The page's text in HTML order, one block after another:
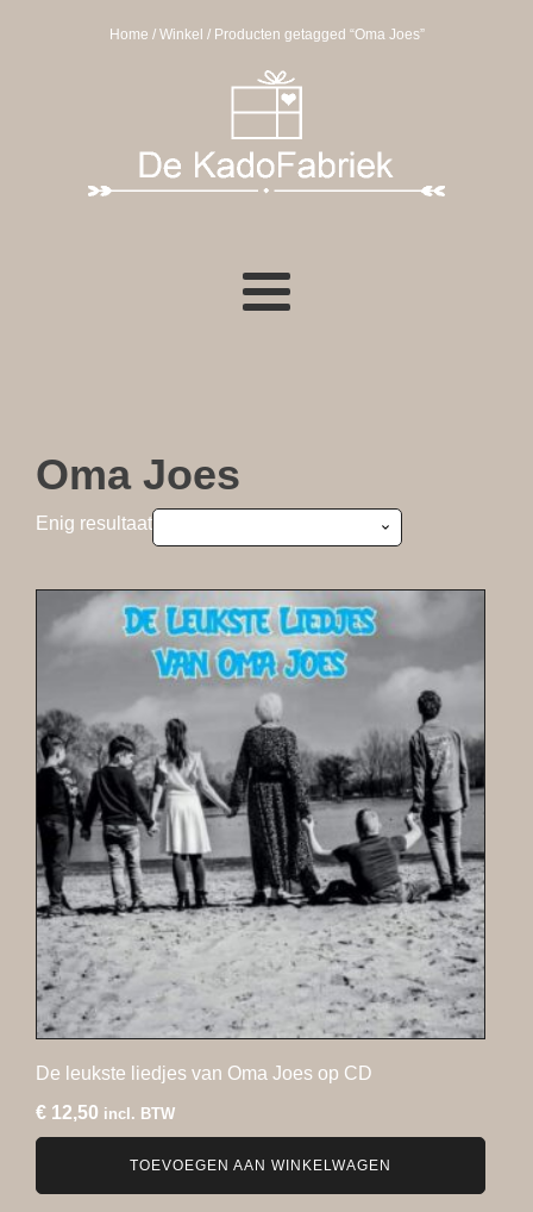
Home / Winkel / Producten getagged “Oma Joes”
Oma Joes
Enig resultaat
De leukste liedjes van Oma Joes op CD
€ 12,50 incl. BTW
TOEVOEGEN AAN WINKELWAGEN